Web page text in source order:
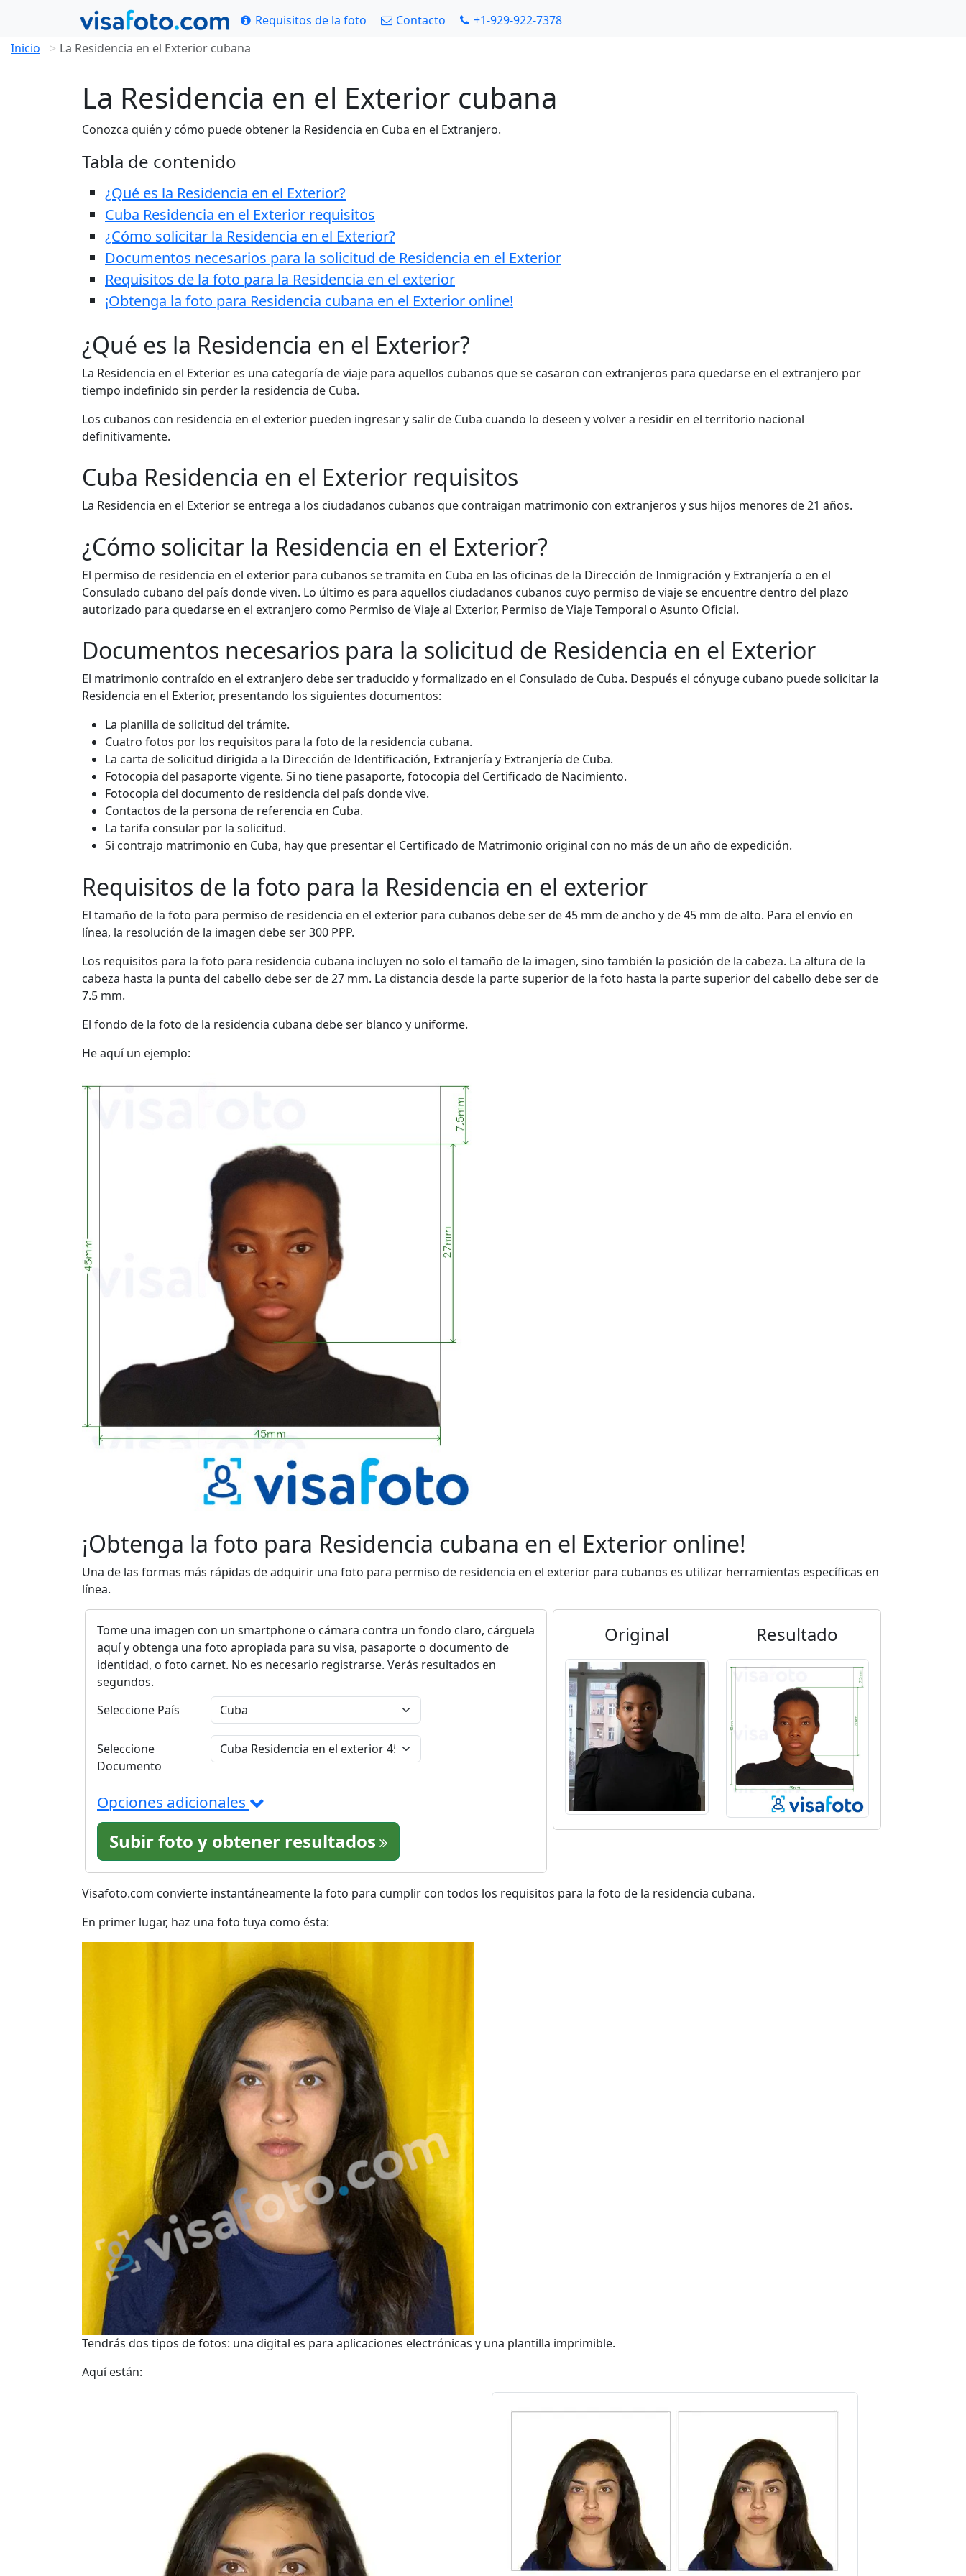
Requisitos de la foto Contacto
+1-929-922-7378
Inicio
La Residencia en el Exterior cubana
La Residencia en el Exterior cubana
Conozca quién y cómo puede obtener la Residencia en Cuba en el Extranjero.
Tabla de contenido
¿Qué es la Residencia en el Exterior?
Cuba Residencia en el Exterior requisitos
¿Cómo solicitar la Residencia en el Exterior?
Documentos necesarios para la solicitud de Residencia en el Exterior
Requisitos de la foto para la Residencia en el exterior
¡Obtenga la foto para Residencia cubana en el Exterior online!
¿Qué es la Residencia en el Exterior?
La Residencia en el Exterior es una categoría de viaje para aquellos cubanos que se casaron con extranjeros para quedarse en el extranjero por
tiempo indefinido sin perder la residencia de Cuba.
Los cubanos con residencia en el exterior pueden ingresar y salir de Cuba cuando lo deseen y volver a residir en el territorio nacional
definitivamente.
Cuba Residencia en el Exterior requisitos
La Residencia en el Exterior se entrega a los ciudadanos cubanos que contraigan matrimonio con extranjeros y sus hijos menores de 21 años.
¿Cómo solicitar la Residencia en el Exterior?
El permiso de residencia en el exterior para cubanos se tramita en Cuba en las oficinas de la Dirección de Inmigración y Extranjería o en el
Consulado cubano del país donde viven. Lo último es para aquellos ciudadanos cubanos cuyo permiso de viaje se encuentre dentro del plazo
autorizado para quedarse en el extranjero como Permiso de Viaje al Exterior, Permiso de Viaje Temporal o Asunto Oficial.
Documentos necesarios para la solicitud de Residencia en el Exterior
El matrimonio contraído en el extranjero debe ser traducido y formalizado en el Consulado de Cuba. Después el cónyuge cubano puede solicitar la
Residencia en el Exterior, presentando los siguientes documentos:
La planilla de solicitud del trámite.
Cuatro fotos por los requisitos para la foto de la residencia cubana.
La carta de solicitud dirigida a la Dirección de Identificación, Extranjería y Extranjería de Cuba.
Fotocopia del pasaporte vigente. Si no tiene pasaporte, fotocopia del Certificado de Nacimiento.
Fotocopia del documento de residencia del país donde vive.
Contactos de la persona de referencia en Cuba.
La tarifa consular por la solicitud.
Si contrajo matrimonio en Cuba, hay que presentar el Certificado de Matrimonio original con no más de un año de expedición.
Requisitos de la foto para la Residencia en el exterior
El tamaño de la foto para permiso de residencia en el exterior para cubanos debe ser de 45 mm de ancho y de 45 mm de alto. Para el envío en
línea, la resolución de la imagen debe ser 300 PPP.
Los requisitos para la foto para residencia cubana incluyen no solo el tamaño de la imagen, sino también la posición de la cabeza. La altura de la
cabeza hasta la punta del cabello debe ser de 27 mm. La distancia desde la parte superior de la foto hasta la parte superior del cabello debe ser de
7.5 mm.
El fondo de la foto de la residencia cubana debe ser blanco y uniforme.
He aquí un ejemplo:
¡Obtenga la foto para Residencia cubana en el Exterior online!
Una de las formas más rápidas de adquirir una foto para permiso de residencia en el exterior para cubanos es utilizar herramientas específicas en
línea.
Tome una imagen con un smartphone o cámara contra un fondo claro, cárguela
aquí y obtenga una foto apropiada para su visa, pasaporte o documento de
identidad, o foto carnet. No es necesario registrarse. Verás resultados en
segundos.
Seleccione País
Seleccione
Documento
Opciones adicionales
Subir foto y obtener resultados
Original Resultado
Visafoto.com convierte instantáneamente la foto para cumplir con todos los requisitos para la foto de la residencia cubana.
En primer lugar, haz una foto tuya como ésta:
Tendrás dos tipos de fotos: una digital es para aplicaciones electrónicas y una plantilla imprimible.
Aquí están: